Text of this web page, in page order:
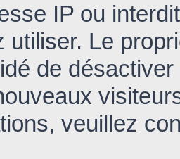
IP ou
utiliser. Le
de
veuillez